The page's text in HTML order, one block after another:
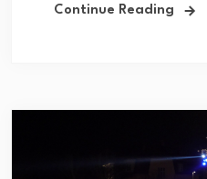
Continue Reading